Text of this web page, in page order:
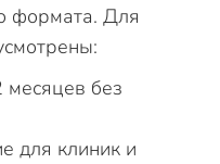
формата. Для
месяцев без
для клиник и